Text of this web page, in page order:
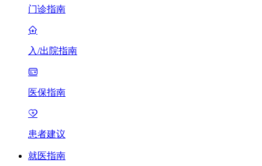
门诊指南
入/出院指南
医保指南
患者建议
就医指南